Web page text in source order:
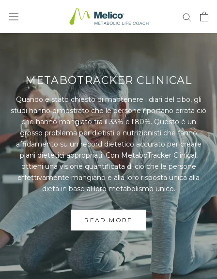
METABOTRACKER CLINICAL
Quando è stato chiesto di mantenere i diari del cibo, gli
studi hanno dimostrato che le persone riportano errata ciò
che hanno mangiato tra il 33% e l'80%. Questo è un
grosso problema per dietisti e nutrizionisti che fanno
affidamento su un record dietetico accurato per creare
piani dietetici appropriati. Con MetaboTracker Clinical,
ottieni una visione quantificata di ciò che le persone
effettivamente mangiano e alla loro risposta unica alla
dieta in base al loro metabolismo unico.
READ MORE